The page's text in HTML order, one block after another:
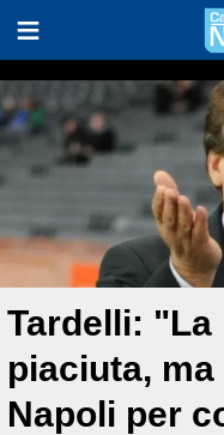
Tardelli: "La
piaciuta,
Napoli per